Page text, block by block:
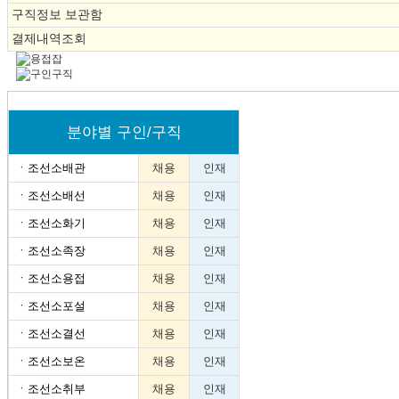
구직정보 보관함
결제내역조회
분야별 구인/구직
ㆍ 조선소배관 채용 인재
ㆍ 조선소배선 채용 인재
ㆍ 조선소화기 채용 인재
ㆍ 조선소족장 채용 인재
ㆍ 조선소용접 채용 인재
ㆍ 조선소포설 채용 인재
ㆍ 조선소결선 채용 인재
ㆍ 조선소보온 채용 인재
ㆍ 조선소취부 채용 인재